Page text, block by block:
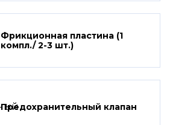
Фрикционная пластина (1
компл./ 2-3 шт.)
Предохранительный клапан